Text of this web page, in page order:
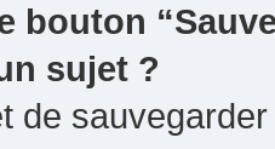
bouton
sujet ?
de